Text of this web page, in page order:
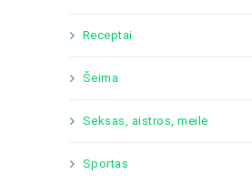
Receptai
Šeima
Seksas, aistros, meilė
Sportas